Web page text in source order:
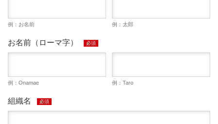
例：お名前 例：太郎
お名前（ローマ字） 必須
例：Onamae 例：Taro
組織名 必須